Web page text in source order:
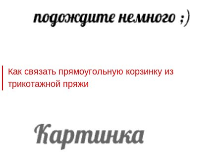
Как связать прямоугольную корзинку из
трикотажной пряжи